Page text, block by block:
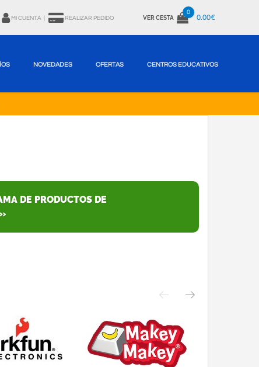
MI CUENTA REALIZAR PEDIDO VER CESTA
0
0.00€
NOVEDADES OFERTAS CENTROS EDUCATIVOS
DE PRODUCTOS DE